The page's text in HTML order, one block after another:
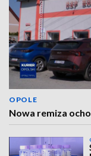
OPOLE
Nowa remiza